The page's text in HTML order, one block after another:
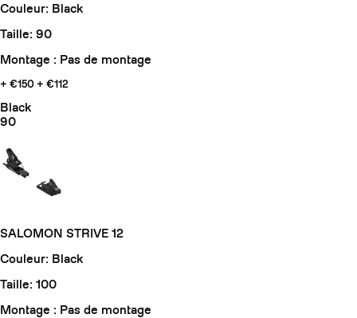
Couleur: Black
Taille: 90
Montage : Pas de montage
+ €150 + €112
Black
90
SALOMON STRIVE 12
Couleur: Black
Taille: 100
Montage : Pas de montage